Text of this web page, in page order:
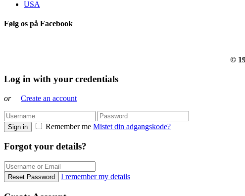
USA
Følg os på Facebook
©
Log in with your credentials
or Create an account
Sign in Remember me Mistet din adgangskode?
Forgot your details?
Reset Password I remember my details